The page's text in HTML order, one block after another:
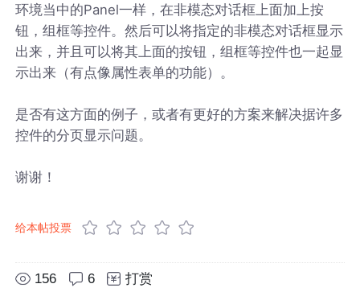
环境当中的Panel一样，在非模态对话框上面加上按
钮，组框等控件。然后可以将指定的非模态对话框显示
出来，并且可以将其上面的按钮，组框等控件也一起显
示出来（有点像属性表单的功能）。
是否有这方面的例子，或者有更好的方案来解决据许多
控件的分页显示问题。
谢谢！
给本帖投票
156 6 打赏